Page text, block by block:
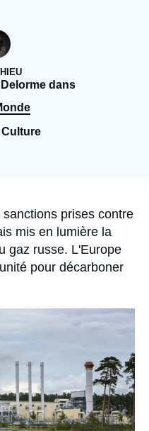
Orient
dans
prises contre
mis en lumière la
gaz russe. L'Europe
pour décarboner